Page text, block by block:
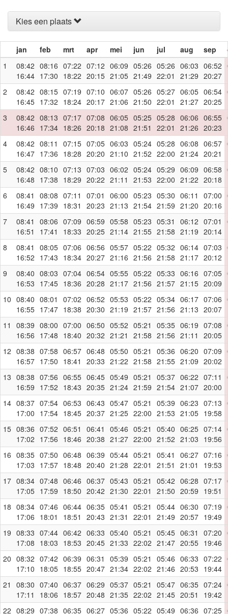
Kies een plaats
jan feb mrt apr mei jun jul aug sep
1
08:42
16:44
08:16
17:30
07:22
18:22
07:12
20:15
06:09
21:05
05:26
21:49
05:26
22:01
06:03
21:29
06:52
20:27
2
08:42
16:45
08:15
17:32
07:19
18:24
07:10
20:17
06:07
21:06
05:26
21:50
05:27
22:01
06:05
21:27
06:54
20:25
3
08:42
16:46
08:13
17:34
07:17
18:26
07:08
20:18
06:05
21:08
05:25
21:51
05:28
22:01
06:06
21:26
06:55
20:23
4
08:42
16:47
08:11
17:36
07:15
18:28
07:05
20:20
06:03
21:10
05:24
21:52
05:28
22:00
06:08
21:24
06:57
20:21
5
08:42
16:48
08:10
17:38
07:13
18:29
07:03
20:22
06:02
21:11
05:24
21:53
05:29
22:00
06:09
21:22
06:58
20:18
6
08:41
16:49
08:08
17:39
07:11
18:31
07:01
20:23
06:00
21:13
05:23
21:54
05:30
21:59
06:11
21:20
07:00
20:16
7
08:41
16:51
08:06
17:41
07:09
18:33
06:59
20:25
05:58
21:14
05:23
21:55
05:31
21:58
06:12
21:19
07:01
20:14
8
08:41
16:52
08:05
17:43
07:06
18:34
06:56
20:27
05:57
21:16
05:22
21:56
05:32
21:58
06:14
21:17
07:03
20:12
9
08:40
16:53
08:03
17:45
07:04
18:36
06:54
20:28
05:55
21:17
05:22
21:56
05:33
21:57
06:16
21:15
07:05
20:09
10 08:40
16:55
08:01
17:47
07:02
18:38
06:52
20:30
05:53
21:19
05:22
21:57
05:34
21:56
06:17
21:13
07:06
20:07
11
08:39
16:56
08:00
17:48
07:00
18:40
06:50
20:32
05:52
21:21
05:21
21:58
05:35
21:56
06:19
21:11
07:08
20:05
12 08:38
16:57
07:58
17:50
06:57
18:41
06:48
20:33
05:50
21:22
05:21
21:58
05:36
21:55
06:20
21:09
07:09
20:02
13 08:38
16:59
07:56
17:52
06:55
18:43
06:45
20:35
05:49
21:24
05:21
21:59
05:37
21:54
06:22
21:07
07:11
20:00
14 08:37
17:00
07:54
17:54
06:53
18:45
06:43
20:37
05:47
21:25
05:21
22:00
05:39
21:53
06:23
21:05
07:13
19:58
15 08:36
17:02
07:52
17:56
06:51
18:46
06:41
20:38
05:46
21:27
05:21
22:00
05:40
21:52
06:25
21:03
07:14
19:56
16 08:35
17:03
07:50
17:57
06:48
18:48
06:39
20:40
05:44
21:28
05:21
22:01
05:41
21:51
06:27
21:01
07:16
19:53
17 08:34
17:05
07:48
17:59
06:46
18:50
06:37
20:42
05:43
21:30
05:21
22:01
05:42
21:50
06:28
20:59
07:17
19:51
18 08:34
17:06
07:46
18:01
06:44
18:51
06:35
20:43
05:41
21:31
05:21
22:01
05:44
21:49
06:30
20:57
07:19
19:49
19 08:33
17:08
07:44
18:03
06:42
18:53
06:33
20:45
05:40
21:33
05:21
22:02
05:45
21:47
06:31
20:55
07:20
19:46
20 08:32
17:10
07:42
18:05
06:39
18:55
06:31
20:47
05:39
21:34
05:21
22:02
05:46
21:46
06:33
20:53
07:22
19:44
21
08:30
17:11
07:40
18:06
06:37
18:57
06:29
20:48
05:37
21:35
05:21
22:02
05:47
21:45
06:35
20:51
07:24
19:42
22 08:29 07:38 06:35 06:27 05:36 05:22 05:49 06:36 07:25